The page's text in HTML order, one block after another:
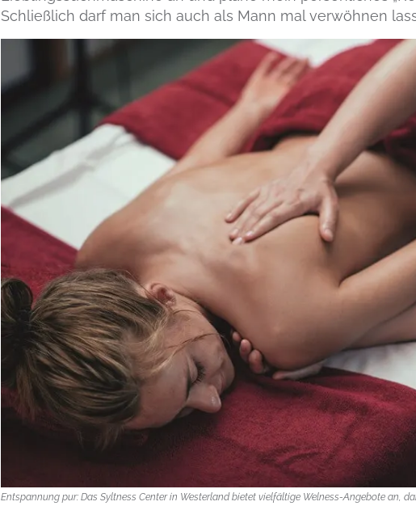
Schließlich darf man sich auch als Mann mal verwöhnen
Entspannung pur: Das Syltness Center in Westerland bietet vielfältige Welness-Angebote an,